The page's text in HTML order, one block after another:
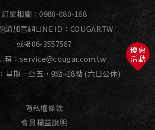
訂單相關：0980-080-168
請加官網LINE ID：COUGAR.TW
或撥06-3557567
箱：service@cougar.com.tw
星期一至五，9點~18點 (六日公休)
隱私權條款
會員權益說明
優惠
活動